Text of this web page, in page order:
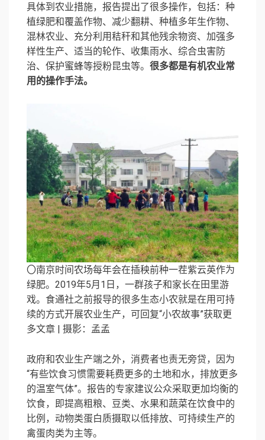
具体到农业措施，报告提出了很多操作，包括：种
植绿肥和覆盖作物、减少翻耕、种植多年生作物、
混林农业、充分利用秸秆和其他残余物资、加强多
样性生产、适当的轮作、收集雨水、综合虫害防
治、保护蜜蜂等授粉昆虫等。 很多都是有机农业常
用的操作手法。
〇南京时间农场每年会在插秧前种一茬紫云英作为
绿肥。2019年5月1日，一群孩子和家长在田里游
戏。食通社之前报导的很多生态小农就是在用可持
续的方式开展农业生产，可回复“小农故事”获取更
多文章 | 摄影：孟孟
政府和农业生产端之外，消费者也责无旁贷，因为
“有些饮食习惯需要耗费更多的土地和水，排放更多
的温室气体”。报告的专家建议公众采取更加均衡的
饮食，即提高粗粮、豆类、水果和蔬菜在饮食中的
比例，动物类蛋白质摄取以低排放、可持续生产的
禽蛋肉类为主等。